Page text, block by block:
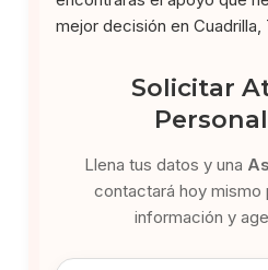
mejor decisión en
Solicitar
Llena tus datos y una
contactará hoy mismo
información y